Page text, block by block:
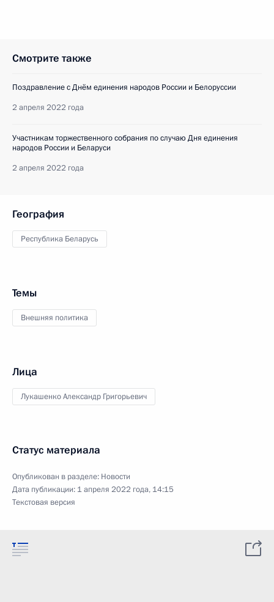
Смотрите также
Поздравление с Днём единения народов России и Белоруссии
2 апреля 2022 года
Участникам торжественного собрания по случаю Дня единения
народов России и Беларуси
2 апреля 2022 года
География
Республика Беларусь
Темы
Внешняя политика
Лица
Лукашенко Александр Григорьевич
Статус материала
Опубликован в разделе: Новости
Дата публикации: 1 апреля 2022 года, 14:15
Текстовая версия